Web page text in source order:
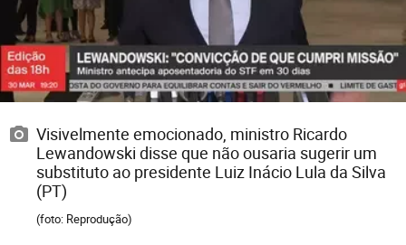
Visivelmente emocionado, ministro Ricardo
Lewandowski disse que não ousaria sugerir um
substituto ao presidente Luiz Inácio Lula da Silva
(PT)
(foto: Reprodução)